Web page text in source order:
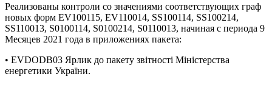
Реализованы контроли со значениями соответствующих граф
новых форм EV100115, EV110014, SS100114, SS100214,
SS110013, S0100114, S0100214, S0110013, начиная с периода 9
Месяцев 2021 года в приложениях пакета:
• EVDODB03 Ярлик до пакету звітності Міністерства
енергетики України.